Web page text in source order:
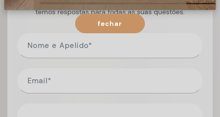
Preencha o formulário, e num curto espaço de tempo,
temos respostas para todas as suas questões.
fechar